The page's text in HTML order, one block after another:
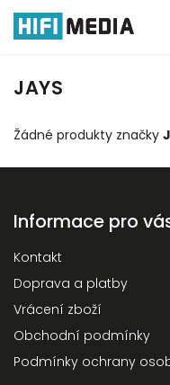
JAYS
Žádné produkty značky
Informace pro
Kontakt
Doprava a platby
Vrácení zboží
Obchodní podmínky
Podmínky ochrany